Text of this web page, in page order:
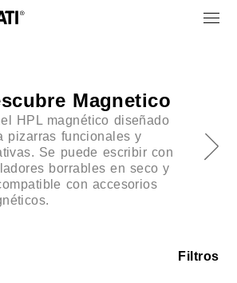
Magnetico
HPL magnético diseñado
pizarras funcionales y
Se puede escribir con
borrables en seco y
con accesorios
Filtros